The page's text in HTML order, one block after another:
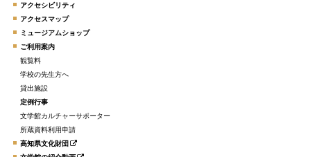
アクセシビリティ
アクセスマップ
ミュージアムショップ
ご利用案内
観覧料
学校の先生方へ
貸出施設
定例行事
文学館カルチャーサポーター
所蔵資料利用申請
高知県文化財団